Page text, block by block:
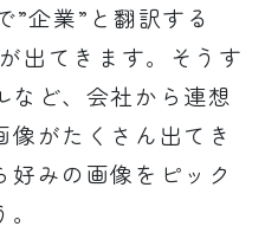
”企業”と翻訳する
出てきます。そうす
など、会社から連想
像がたくさん出てき
好みの画像をピック